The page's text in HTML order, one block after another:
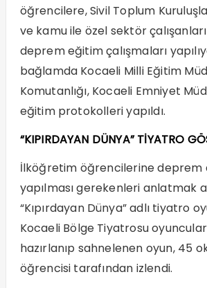
öğrencilere, Sivil Toplum
ve kamu ile özel sektör
deprem eğitim çalışmaları
bağlamda Kocaeli Milli Eğitim
Komutanlığı, Kocaeli Emniyet
eğitim protokolleri yapıldı.
“KIPIRDAYAN DÜNYA” TİYATRO
İlköğretim öğrencilerine deprem
yapılması gerekenleri anlatmak
“Kıpırdayan Dünya” adlı tiyatro
Kocaeli Bölge Tiyatrosu
hazırlanıp sahnelenen oyun, 45
öğrencisi tarafından izlendi.